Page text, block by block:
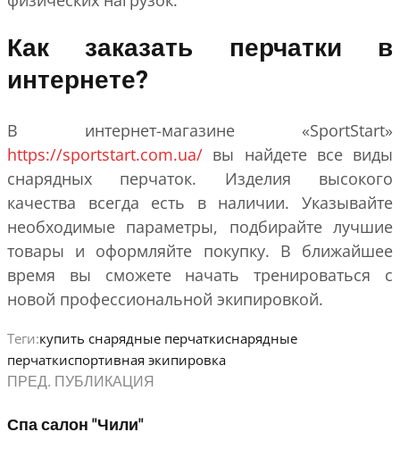
Как заказать перчатки в
интернете?
В интернет-магазине «SportStart»
https://sportstart.com.ua/ вы найдете все виды
снарядных перчаток. Изделия высокого
качества всегда есть в наличии. Указывайте
необходимые параметры, подбирайте лучшие
товары и оформляйте покупку. В ближайшее
время вы сможете начать тренироваться с
новой профессиональной экипировкой.
Теги:купить снарядные перчаткиснарядные
перчаткиспортивная экипировка
ПРЕД. ПУБЛИКАЦИЯ
Спа салон "Чили"